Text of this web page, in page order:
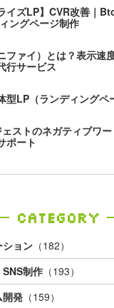
イズLP】CVR改善｜
ングページ制作
ファイ）とは？表示速
行サービス
型LP（ランディングペ
ストのネガティブワ
ポート
Category
ション （182）
制作 （193）
開発 （159）